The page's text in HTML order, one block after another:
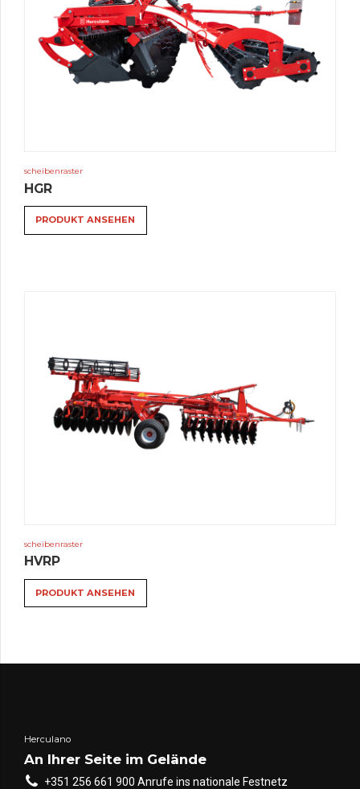
scheibenraster
HGR
PRODUKT ANSEHEN
scheibenraster
HVRP
PRODUKT ANSEHEN
Herculano
An Ihrer Seite im Gelände
+351 256 661 900 Anrufe ins nationale Festnetz